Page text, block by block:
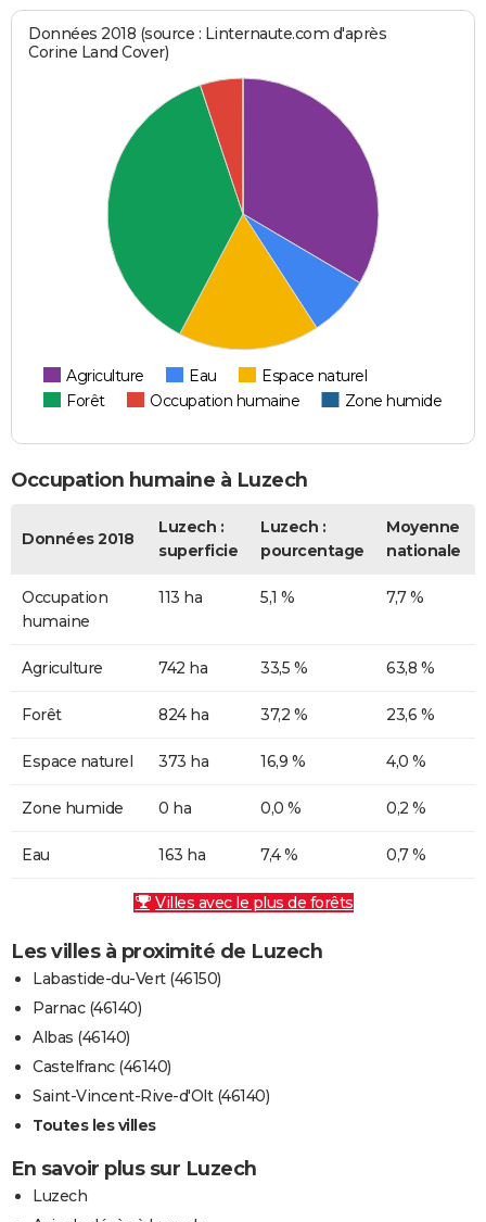
Données 2018 (source : Linternaute.com d'après
Corine Land Cover)
Agriculture Eau
Espace naturel
Forêt
Occupation humaine Zone humide
Occupation humaine à Luzech
Données 2018
Luzech :
superficie
Luzech :
pourcentage
Moyenne
nationale
Occupation
humaine
113 ha 5,1 % 7,7 %
Agriculture 742 ha 33,5 % 63,8 %
Forêt 824 ha 37,2 % 23,6 %
Espace naturel 373 ha 16,9 % 4,0 %
Zone humide 0 ha 0,0 % 0,2 %
Eau 163 ha 7,4 % 0,7 %
Villes avec le plus de forêts
Les villes à proximité de Luzech
Labastide-du-Vert (46150)
Parnac (46140)
Albas (46140)
Castelfranc (46140)
Saint-Vincent-Rive-d'Olt (46140)
Toutes les villes
En savoir plus sur Luzech
Luzech